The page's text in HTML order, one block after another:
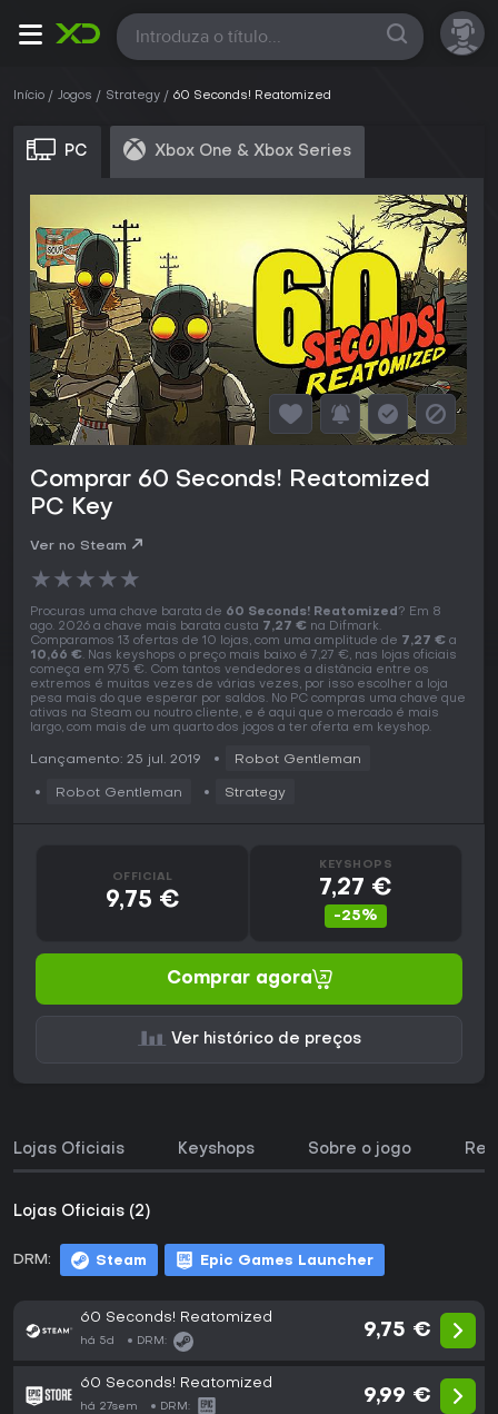
Todas
Início Jogos Strategy 60 Seconds! Reatomized
PC Xbox One & Xbox Series
Comprar 60 Seconds! Reatomized
PC Key
Ver no Steam
★★★★★
Procuras uma chave barata de 60 Seconds! Reatomized? Em 8
ago. 2026 a chave mais barata custa 7,27 € na Difmark.
Comparamos 13 ofertas de 10 lojas, com uma amplitude de 7,27 € a
10,66 €. Nas keyshops o preço mais baixo é 7,27 €, nas lojas oficiais
começa em 9,75 €. Com tantos vendedores a distância entre os
extremos é muitas vezes de várias vezes, por isso escolher a loja
pesa mais do que esperar por saldos. No PC compras uma chave que
ativas na Steam ou noutro cliente, e é aqui que o mercado é mais
largo, com mais de um quarto dos jogos a ter oferta em keyshop.
Lançamento: 25 jul. 2019 Robot Gentleman
Robot Gentleman Strategy
OFFICIAL
9,75 €
KEYSHOPS
7,27 €
-25%
Comprar agora
Ver histórico de preços
Lojas Oficiais Keyshops Sobre o jogo
Lojas Oficiais (2)
DRM: Steam Epic Games Launcher
60 Seconds! Reatomized
há 5d DRM:
9,75 €
60 Seconds! Reatomized
há 27sem DRM:
9,99 €